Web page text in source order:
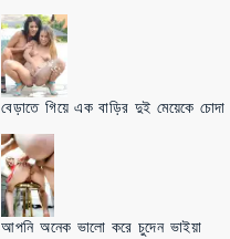
বেড়াতে গিয়ে এক বাড়ির দুই মেয়েকে চোদা
আপনি অনেক ভালো করে চুদেন ভাইয়া